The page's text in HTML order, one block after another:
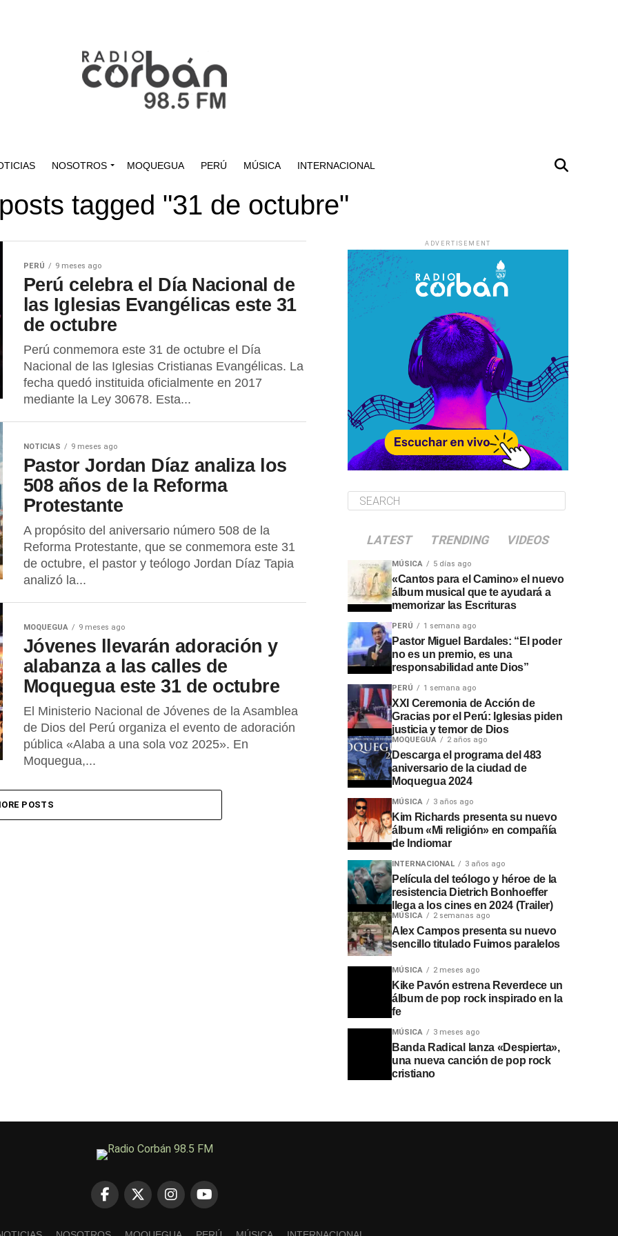
NOSOTROS MOQUEGUA PERÚ MÚSICA INTERNACIONAL
tagged "31 de octubre"
PERÚ 9 meses ago
Perú celebra el Día Nacional de
las Iglesias Evangélicas este 31
de octubre
​Perú conmemora este 31 de octubre el Día
Nacional de las Iglesias Cristianas Evangélicas. La
fecha quedó instituida oficialmente en 2017
mediante la Ley 30678. Esta...
NOTICIAS 9 meses ago
Pastor Jordan Díaz analiza los
508 años de la Reforma
Protestante
A propósito del aniversario número 508 de la
Reforma Protestante, que se conmemora este 31
de octubre, el pastor y teólogo Jordan Díaz Tapia
analizó la...
MOQUEGUA 9 meses ago
Jóvenes llevarán adoración y
alabanza a las calles de
Moquegua este 31 de octubre
El Ministerio Nacional de Jóvenes de la Asamblea
de Dios del Perú organiza el evento de adoración
pública «Alaba a una sola voz 2025». En
Moquegua,...
POSTS
ADVERTISEMENT
LATEST TRENDING VIDEOS
MÚSICA 5 días ago
«Cantos para el Camino» el nuevo
álbum musical que te ayudará a
memorizar las Escrituras
PERÚ 1 semana ago
Pastor Miguel Bardales: “El poder
no es un premio, es una
responsabilidad ante Dios”
PERÚ 1 semana ago
XXI Ceremonia de Acción de
Gracias por el Perú: Iglesias piden
justicia y temor de Dios
MOQUEGUA 2 años ago
Descarga el programa del 483
aniversario de la ciudad de
Moquegua 2024
MÚSICA 3 años ago
Kim Richards presenta su nuevo
álbum «Mi religión» en compañía
de Indiomar
INTERNACIONAL 3 años ago
Película del teólogo y héroe de la
resistencia Dietrich Bonhoeffer
llega a los cines en 2024 (Trailer)
MÚSICA 2 semanas ago
Alex Campos presenta su nuevo
sencillo titulado Fuimos paralelos
MÚSICA 2 meses ago
Kike Pavón estrena Reverdece un
álbum de pop rock inspirado en la
fe
MÚSICA 3 meses ago
Banda Radical lanza «Despierta»,
una nueva canción de pop rock
cristiano